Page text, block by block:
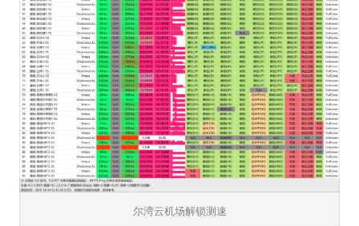
尔湾云机场解锁测速